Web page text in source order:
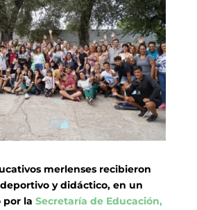
merlenses recibieron
y didáctico, en un
por la Secretaría de Educación,